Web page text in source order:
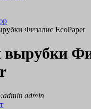
Физалис EcoPaper
admin